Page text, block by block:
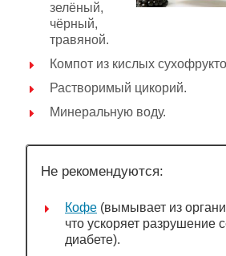
зелёный,
чёрный,
травяной.
Компот из кислых
Растворимый цикорий.
Минеральную воду.
Не рекомендуются:
Кофе (вымывает из
что ускоряет разрушение
диабете).